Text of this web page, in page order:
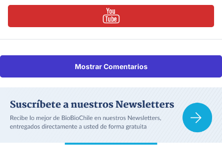
Mostrar Comentarios